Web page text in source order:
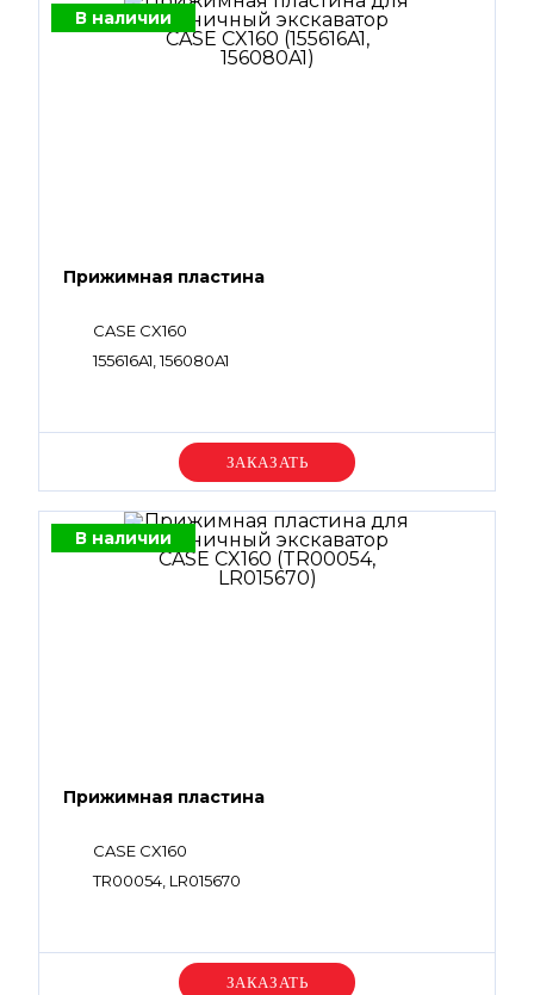
В наличии
Прижимная пластина
CASE CX160
155616A1, 156080A1
Уточняйте цену
В наличии
Прижимная пластина
CASE CX160
TR00054, LR015670
Уточняйте цену